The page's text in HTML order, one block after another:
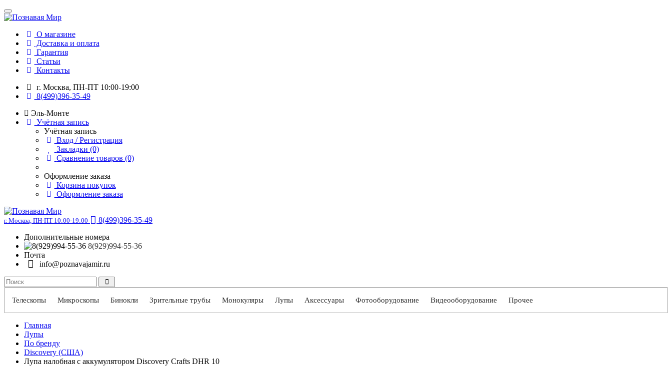
О магазине
Доставка и оплата
Гарантия
Статьи
Контакты
г. Москва, ПН-ПТ 10:00-19:00
8(499)396-35-49
Эль-Монте
Учётная запись
Учётная запись
Вход / Регистрация
Закладки (0)
Сравнение товаров (0)
Оформление заказа
Корзина покупок
Оформление заказа
г. Москва, ПН-ПТ 10:00-19:00
8(499)396-35-49
Дополнительные номера
8(929)994-55-36
Почта
info@poznavajamir.ru
Телескопы Микроскопы Бинокли Зрительные трубы Монокуляры Лупы Аксессуары Фотооборудование Видеооборудование Прочее
Главная
Лупы
По бренду
Discovery (США)
Лупа налобная с аккумулятором Discovery Crafts DHR 10